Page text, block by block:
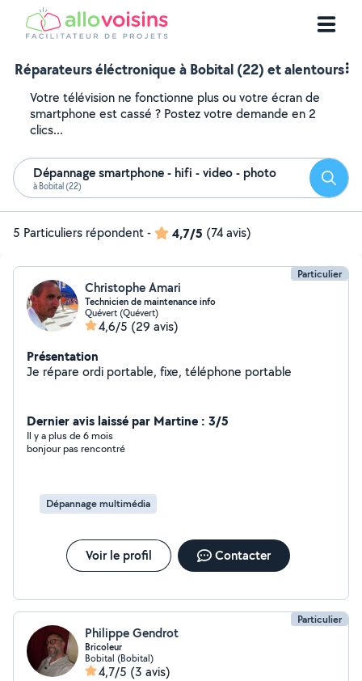
Réparateurs éléctronique à Bobital (22) et alentours
Votre télévision ne fonctionne plus ou votre écran de
smartphone est cassé ? Postez votre demande en 2
clics...
Dépannage smartphone - hifi - video - photo
à Bobital (22)
5 Particuliers répondent- 4,7/5 (74 avis)
Particulier
Christophe Amari
Technicien de maintenance info
Quévert (Quévert)
4,6/5 (29 avis)
Présentation
Je répare ordi portable, fixe, téléphone portable
Dernier avis laissé par Martine : 3/5
Il y a plus de 6 mois
bonjour pas rencontré
Dépannage multimédia
Voir le profil Contacter
Particulier
Philippe Gendrot
Bricoleur
Bobital (Bobital)
4,7/5 (3 avis)